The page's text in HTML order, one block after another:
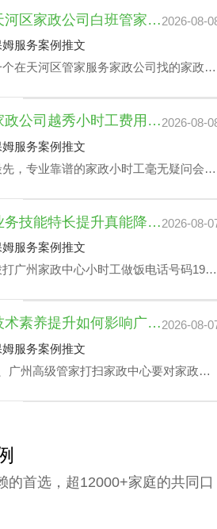
天河区家政公司白班管家价格：公司声誉引导的收费标准2026-08-
姆服务案例推文
个在天河区管家服务家政公司找的家政管
卧室、洗衣、洗碗、熨衣等日常事务，还
照护老人及带孩子放学，让工作热情高
人更专心致力工作，那天河区家政公司白
家政公司越秀小时工费用：业务专业技能真的影响吗？2026-08-
姆服务案例推文
先，专业靠谱的家政小时工毫无疑问会比
家里老人家照护技能、小孩子看护、监督
学习等，个体能量越高，家政公司越秀
时工费用自然越高。
业务技能特长提升真能降广州家政中心护理孩子收费？2026-08-
姆服务案例推文
打广州家政中心小时工做饭电话号码199-
试达标上岗。
技术素养提升如何影响广州家政中心流程价位2026-08-
姆服务案例推文
广州高级管家打扫家政中心要对家政管
不苟背景调查，完成实名核查、犯罪记
证、个人信用报告查询等。 3、广州高
家打扫家政中心还要有详实的家政服务
的首选，超12000+家庭的共同口